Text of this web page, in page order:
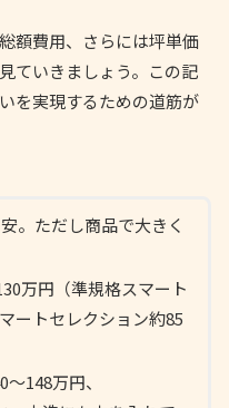
額費用、さらには坪単価
ていきましょう。この記
を実現するための道筋が
。ただし商品で大きく
万円（準規格スマート
ートセレクション約85
148万円、